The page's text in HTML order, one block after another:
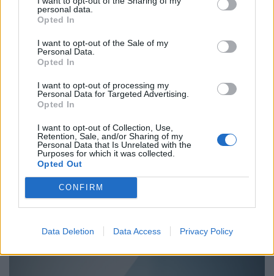
personal data.
Opted In
I want to opt-out of the Sale of my
Personal Data.
Opted In
I want to opt-out of processing my
Personal Data for Targeted Advertising.
Opted In
I want to opt-out of Collection, Use,
Retention, Sale, and/or Sharing of my
Personal Data that Is Unrelated with the
Purposes for which it was collected.
Opted Out
CONFIRM
Data Deletion Data Access Privacy Policy
σε 190 ίππους και 300 Nm ροπής ενώ ο ίδιος
κινητήρας εφοδιάζει και την εξίσου τετρακίνητη
με ισχύ 224 ίππων και 350
η οποία
δευτερόλεπτα.
Η A-Class θα εξακολουθήσει να προσφέρει
diesel επιλογέςοι οποίες θα εφοδιάζονται με
πετρελαιοκινητήρα 1.950 κ.εκ.
ισχύος 116, 150 και 190 ίππων
d,A 200d καιA 220d,αντίστοιχα.